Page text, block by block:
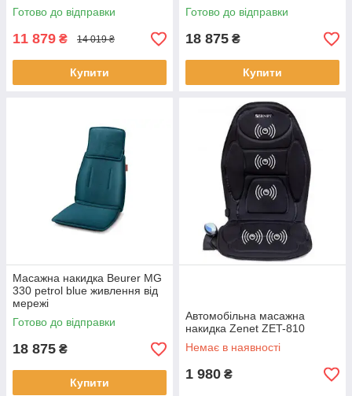
Готово до відправки
11 879 ₴ 14 019 ₴
Купити
Готово до відправки
18 875 ₴
Купити
Масажна накидка Beurer MG
330 petrol blue живлення від
мережі
Готово до відправки
18 875 ₴
Купити
Автомобільна масажна
накидка Zenet ZET-810
Немає в наявності
1 980 ₴